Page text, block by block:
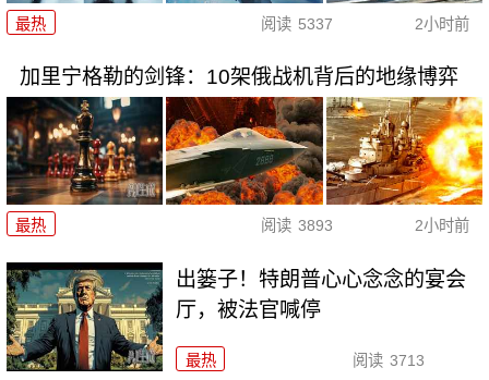
最热 阅读 5337 2小时前
加里宁格勒的剑锋：10架俄战机背后的地缘博弈
最热 阅读 3893 2小时前
出篓子！特朗普心心念念的宴会
厅，被法官喊停
最热 阅读 3713